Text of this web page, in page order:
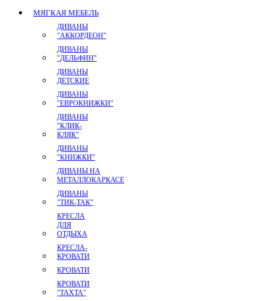
МЯГКАЯ МЕБЕЛЬ
ДИВАНЫ
"АККОРДЕОН"
ДИВАНЫ
"ДЕЛЬФИН"
ДИВАНЫ
ДЕТСКИЕ
ДИВАНЫ
"ЕВРОКНИЖКИ"
ДИВАНЫ
"КЛИК-
КЛЯК"
ДИВАНЫ
"КНИЖКИ"
ДИВАНЫ НА
МЕТАЛЛОКАРКАСЕ
ДИВАНЫ
"ТИК-ТАК"
КРЕСЛА
ДЛЯ
ОТДЫХА
КРЕСЛА-
КРОВАТИ
КРОВАТИ
КРОВАТИ
"ТАХТА"